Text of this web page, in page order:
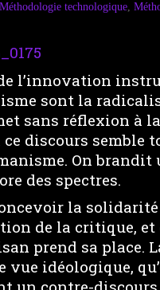
Méthodologie technologique,
l’innovation
sont la
sans réflexion à
discours semble
On
des spectres.
la
de la critique,
prend sa place.
vue idéologique,